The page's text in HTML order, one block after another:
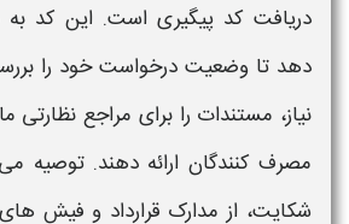
دریافت کد پیگیری است. این کد به
دهد تا وضعیت درخواستخود را
نیاز، مستندات را برای مراجع نظارتی
مصرف کنندگان ارائه دهند. توصیه
شکایت، از مدارک قرارداد و فیش